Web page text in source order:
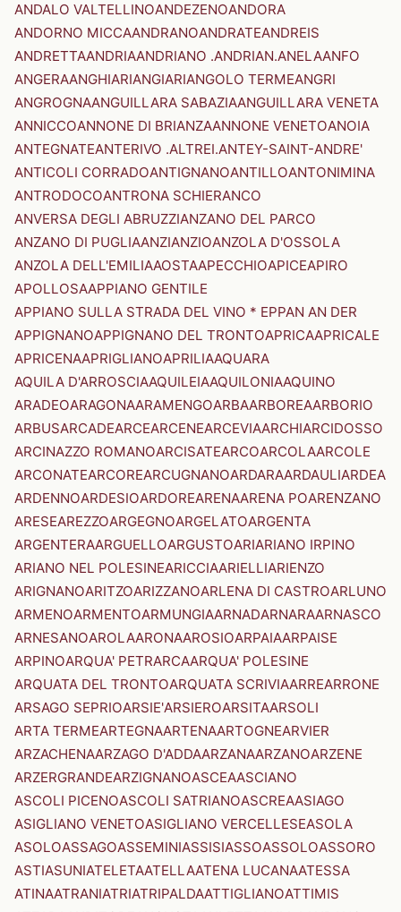
ANDALO VALTELLINOANDEZENOANDORA
ANDORNO MICCAANDRANOANDRATEANDREIS
ANDRETTAANDRIAANDRIANO .ANDRIAN.ANELAANFO
ANGERAANGHIARIANGIARIANGOLO TERMEANGRI
ANGROGNAANGUILLARA SABAZIAANGUILLARA VENETA
ANNICCOANNONE DI BRIANZAANNONE VENETOANOIA
ANTEGNATEANTERIVO .ALTREI.ANTEY-SAINT-ANDRE'
ANTICOLI CORRADOANTIGNANOANTILLOANTONIMINA
ANTRODOCOANTRONA SCHIERANCO
ANVERSA DEGLI ABRUZZIANZANO DEL PARCO
ANZANO DI PUGLIAANZIANZIOANZOLA D'OSSOLA
ANZOLA DELL'EMILIAAOSTAAPECCHIOAPICEAPIRO
APOLLOSAAPPIANO GENTILE
APPIANO SULLA STRADA DEL VINO * EPPAN AN DER
APPIGNANOAPPIGNANO DEL TRONTOAPRICAAPRICALE
APRICENAAPRIGLIANOAPRILIAAQUARA
AQUILA D'ARROSCIAAQUILEIAAQUILONIAAQUINO
ARADEOARAGONAARAMENGOARBAARBOREAARBORIO
ARBUSARCADEARCEARCENEARCEVIAARCHIARCIDOSSO
ARCINAZZO ROMANOARCISATEARCOARCOLAARCOLE
ARCONATEARCOREARCUGNANOARDARAARDAULIARDEA
ARDENNOARDESIOARDOREARENAARENA POARENZANO
ARESEAREZZOARGEGNOARGELATOARGENTA
ARGENTERAARGUELLOARGUSTOARIARIANO IRPINO
ARIANO NEL POLESINEARICCIAARIELLIARIENZO
ARIGNANOARITZOARIZZANOARLENA DI CASTROARLUNO
ARMENOARMENTOARMUNGIAARNADARNARAARNASCO
ARNESANOAROLAARONAAROSIOARPAIAARPAISE
ARPINOARQUA' PETRARCAARQUA' POLESINE
ARQUATA DEL TRONTOARQUATA SCRIVIAARREARRONE
ARSAGO SEPRIOARSIE'ARSIEROARSITAARSOLI
ARTA TERMEARTEGNAARTENAARTOGNEARVIER
ARZACHENAARZAGO D'ADDAARZANAARZANOARZENE
ARZERGRANDEARZIGNANOASCEAASCIANO
ASCOLI PICENOASCOLI SATRIANOASCREAASIAGO
ASIGLIANO VENETOASIGLIANO VERCELLESEASOLA
ASOLOASSAGOASSEMINIASSISIASSOASSOLOASSORO
ASTIASUNIATELETAATELLAATENA LUCANAATESSA
ATINAATRANIATRIATRIPALDAATTIGLIANOATTIMIS